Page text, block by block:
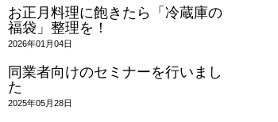
お正月料理に飽きたら「冷蔵庫の
福袋」整理を！
2026年01月04日
同業者向けのセミナーを行いまし
た
2025年05月28日